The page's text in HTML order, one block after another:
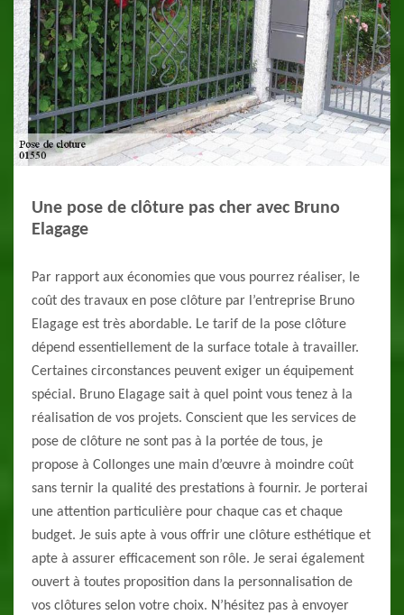
Une pose de clôture pas cher avec Bruno
Elagage
Par rapport aux économies que vous pourrez réaliser, le
coût des travaux en pose clôture par l’entreprise Bruno
Elagage est très abordable. Le tarif de la pose clôture
dépend essentiellement de la surface totale à travailler.
Certaines circonstances peuvent exiger un équipement
spécial. Bruno Elagage sait à quel point vous tenez à la
réalisation de vos projets. Conscient que les services de
pose de clôture ne sont pas à la portée de tous, je
propose à Collonges une main d’œuvre à moindre coût
sans ternir la qualité des prestations à fournir. Je porterai
une attention particulière pour chaque cas et chaque
budget. Je suis apte à vous offrir une clôture esthétique et
apte à assurer efficacement son rôle. Je serai également
ouvert à toutes proposition dans la personnalisation de
vos clôtures selon votre choix. N’hésitez pas à envoyer